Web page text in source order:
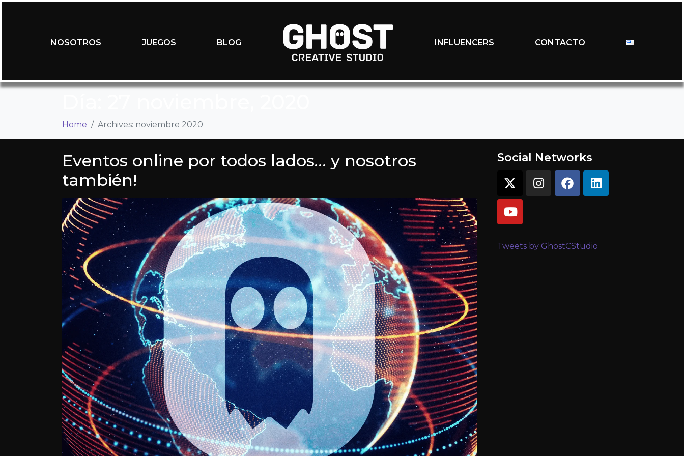
NOSOTROS JUEGOS BLOG INFLUENCERS CONTACTO
Home Archives: noviembre 2020
Eventos online por todos lados… y nosotros
también!
Social Networks
Tweets by GhostCStudio